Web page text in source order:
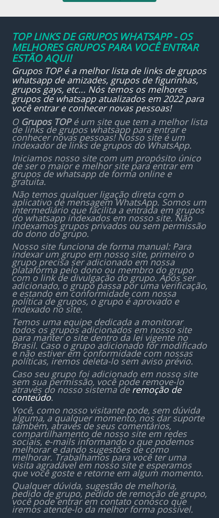
TOP LINKS DE GRUPOS WHATSAPP - OS
MELHORES GRUPOS PARA VOCÊ ENTRAR
ESTÃO AQUI!
Grupos TOP é a melhor lista de links de grupos
whatsapp de amizades, grupos de figurinhas,
grupos gays, etc... Nós temos os melhores
grupos de whatsapp atualizados em 2022 para
você entrar e conhecer novas pessoas!
O Grupos TOPé um site que tem a melhor lista
de links de grupos whatsapp para entrar e
conhecer novas pessoas! Nosso site é um
indexador de links de grupos do WhatsApp.
Iniciamos nosso site com um propósito único
de ser o maior e melhor site para entrar em
grupos de whatsapp de forma online e
gratuita.
Não temos qualquer ligação direta com o
aplicativo de mensagem WhatsApp. Somos um
intermediário que facilita a entrada em grupos
do whatsapp indexados em nosso site. Não
indexamos grupos privados ou sem permissão
do dono do grupo.
Nosso site funciona de forma manual: Para
indexar um grupo em nosso site, primeiro o
grupo precisa ser adicionado em nossa
plataforma pelo dono ou membro do grupo
com o link de divulgação do grupo. Após ser
adicionado, o grupo passa por uma verificação,
e estando em conformidade com nossa
política de grupos, o grupo é aprovado e
indexado no site.
Temos uma equipe dedicada a monitorar
todos os grupos adicionados em nosso site
para manter o site dentro da lei vigente no
Brasil. Caso o grupo adicionado for modificado
e não estiver em conformidade com nossas
políticas, iremos deleta-lo sem aviso prévio.
Caso seu grupo foi adicionado em nosso site
sem sua permissão, você pode remove-lo
através do nosso sistema de remoção de
conteúdo.
Você, como nosso visitante pode, sem dúvida
alguma, a qualquer momento, nos dar suporte
também, através de seus comentários,
compartilhamento de nosso site em redes
sociais, e-mails informando o que podemos
melhorar e dando sugestões de como
melhorar. Trabalhamos para você ter uma
visita agradável em nosso site e esperamos
que você goste e retorne em algum momento.
Qualquer dúvida, sugestão de melhoria,
pedido de grupo, pedido de remoção de grupo,
você pode entrar em contato conosco que
iremos atende-lo da melhor forma possível.